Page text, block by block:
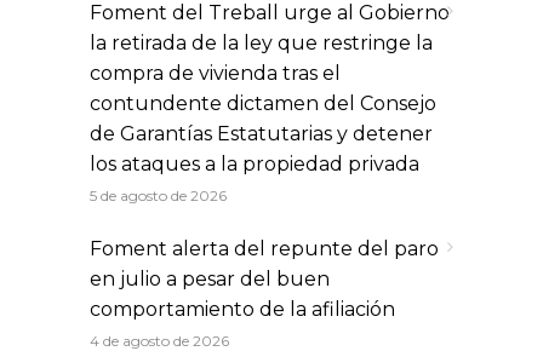
Foment del Treball urge al Gobierno
la retirada de la ley que restringe la
compra de vivienda tras el
contundente dictamen del Consejo
de Garantías Estatutarias y detener
los ataques a la propiedad privada
5 de agosto de 2026
Foment alerta del repunte del paro
en julio a pesar del buen
comportamiento de la afiliación
4 de agosto de 2026